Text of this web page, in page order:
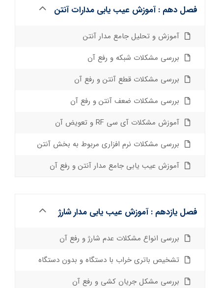
فصل دهم : آموزش عیب یابی مدارات آنتن
آموزش و تحلیل جامع مدار آنتن
بررسی مشکلات شبکه و رفع آن
بررسی مشکلات قطع آنتن و رفع آن
بررسی مشکلات ضعف آنتن و رفع آن
آموزش مشکلات آی سی RF و تعویض آن
بررسی مشکلات نرم افزاری مربوط به بخش آنتن
آموزش عیب یابی جامع مدار آنتن و رفع آن
فصل یازدهم : آموزش عیب یابی مدار شارژ
بررسی انواع مشکلات عدم شارژ و رفع آن
تشخیص باتری خراب با دستگاه و بدون دستگاه
بررسی مشکل جریان کشی و رفع آن